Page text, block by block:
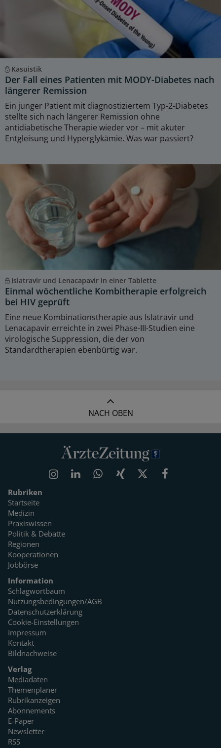
Kasuistik
Der Fall eines Patienten mit MODY-Diabetes nach
längerer Remission
Ein junger Patient mit diagnostiziertem Typ-2-Diabetes
stellte sich nach längerer Remission ohne
antidiabetische Therapie wieder vor – mit akuter
Entgleisung und Hyperglykämie. Was war passiert?
Islatravir und Lenacapavir in einer Tablette
Einmal wöchentliche Kombitherapie erfolgreich
bei HIV geprüft
Eine neue Kombinationstherapie aus Islatravir und
Lenacapavir erreichte in zwei Phase-III-Studien eine
virologische Suppression, die der von
Standardtherapien ebenbürtig war.
NACH OBEN
Rubriken
Startseite
Medizin
Praxiswissen
Politik & Debatte
Regionen
Kooperationen
Jobbörse
Information
Schlagwortbaum
Nutzungsbedingungen/AGB
Datenschutzerklärung
Cookie-Einstellungen
Impressum
Kontakt
Bildnachweise
Verlag
Mediadaten
Themenplaner
Rubrikanzeigen
Abonnements
E-Paper
Newsletter
RSS